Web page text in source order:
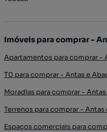
Imóveis para comprar -
Apartamentos para comprar -
T0 para comprar - Antas e
Moradias para comprar -
Terrenos para comprar -
Espaços comerciais para